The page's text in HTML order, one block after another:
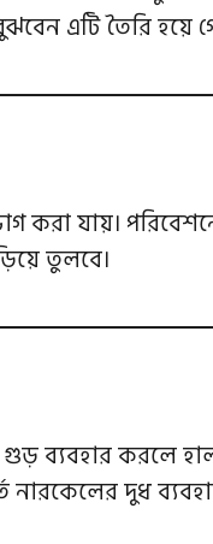
এটি তৈরি হয়ে
করা যায়।
তুলবে।
গুড় ব্যবহার করলে
নারকেলের দুধ